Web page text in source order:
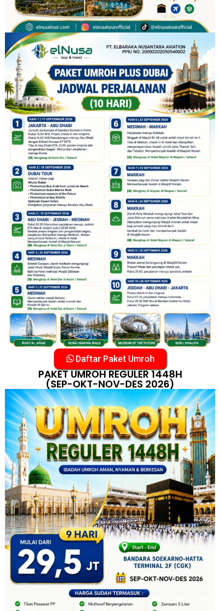
Daftar Paket Umroh
PAKET UMROH REGULER 1448H
(SEP-OKT-NOV-DES 2026)